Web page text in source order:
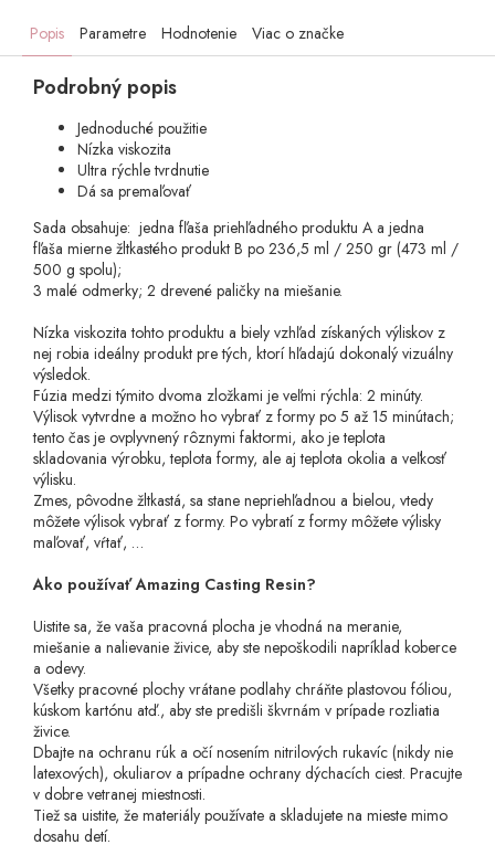
Popis Parametre Hodnotenie Viac o značke
Podrobný popis
Jednoduché použitie
Nízka viskozita
Ultra rýchle tvrdnutie
Dá sa premaľovať
Sada obsahuje: jedna fľaša priehľadného produktu A a jedna
fľaša mierne žltkastého produkt B po 236,5 ml / 250 gr (473 ml /
500 g spolu);
3 malé odmerky; 2 drevené paličky na miešanie.
Nízka viskozita tohto produktu a biely vzhľad získaných výliskov z
nej robia ideálny produkt pre tých, ktorí hľadajú dokonalý vizuálny
výsledok.
Fúzia medzi týmito dvoma zložkami je veľmi rýchla: 2 minúty.
Výlisok vytvrdne a možno ho vybrať z formy po 5 až 15 minútach;
tento čas je ovplyvnený rôznymi faktormi, ako je teplota
skladovania výrobku, teplota formy, ale aj teplota okolia a veľkosť
výlisku.
Zmes, pôvodne žltkastá, sa stane nepriehľadnou a bielou, vtedy
môžete výlisok vybrať z formy. Po vybratí z formy môžete výlisky
maľovať, vŕtať, …
Ako používať Amazing Casting Resin?
Uistite sa, že vaša pracovná plocha je vhodná na meranie,
miešanie a nalievanie živice, aby ste nepoškodili napríklad koberce
a odevy.
Všetky pracovné plochy vrátane podlahy chráňte plastovou fóliou,
kúskom kartónu atď., aby ste predišli škvrnám v prípade rozliatia
živice.
Dbajte na ochranu rúk a očí nosením nitrilových rukavíc (nikdy nie
latexových), okuliarov a prípadne ochrany dýchacích ciest. Pracujte
v dobre vetranej miestnosti.
Tiež sa uistite, že materiály používate a skladujete na mieste mimo
dosahu detí.